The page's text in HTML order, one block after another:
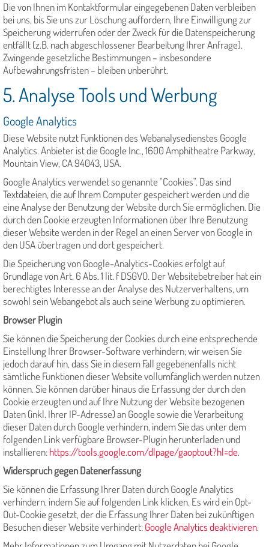
Die von Ihnen im Kontaktformular eingegebenen Daten verbleiben
bei uns, bis Sie uns zur Löschung auffordern, Ihre Einwilligung zur
Speicherung widerrufen oder der Zweck für die Datenspeicherung
entfällt (z.B. nach abgeschlossener Bearbeitung Ihrer Anfrage).
Zwingende gesetzliche Bestimmungen – insbesondere
Aufbewahrungsfristen – bleiben unberührt.
5. Analyse Tools und Werbung
Google Analytics
Diese Website nutzt Funktionen des Webanalysedienstes Google
Analytics. Anbieter ist die Google Inc., 1600 Amphitheatre Parkway,
Mountain View, CA 94043, USA.
Google Analytics verwendet so genannte "Cookies". Das sind
Textdateien, die auf Ihrem Computer gespeichert werden und die
eine Analyse der Benutzung der Website durch Sie ermöglichen. Die
durch den Cookie erzeugten Informationen über Ihre Benutzung
dieser Website werden in der Regel an einen Server von Google in
den USA übertragen und dort gespeichert.
Die Speicherung von Google-Analytics-Cookies erfolgt auf
Grundlage von Art. 6 Abs. 1 lit. f DSGVO. Der Websitebetreiber hat ein
berechtigtes Interesse an der Analyse des Nutzerverhaltens, um
sowohl sein Webangebot als auch seine Werbung zu optimieren.
Browser Plugin
Sie können die Speicherung der Cookies durch eine entsprechende
Einstellung Ihrer Browser-Software verhindern; wir weisen Sie
jedoch darauf hin, dass Sie in diesem Fall gegebenenfalls nicht
sämtliche Funktionen dieser Website vollumfänglich werden nutzen
können. Sie können darüber hinaus die Erfassung der durch den
Cookie erzeugten und auf Ihre Nutzung der Website bezogenen
Daten (inkl. Ihrer IP-Adresse) an Google sowie die Verarbeitung
dieser Daten durch Google verhindern, indem Sie das unter dem
folgenden Link verfügbare Browser-Plugin herunterladen und
installieren:https://tools.google.com/dlpage/gaoptout?hl=de.
Widerspruch gegen Datenerfassung
Sie können die Erfassung Ihrer Daten durch Google Analytics
verhindern, indem Sie auf folgenden Link klicken. Es wird ein Opt-
Out-Cookie gesetzt, der die Erfassung Ihrer Daten bei zukünftigen
Besuchen dieser Website verhindert:Google Analytics deaktivieren.